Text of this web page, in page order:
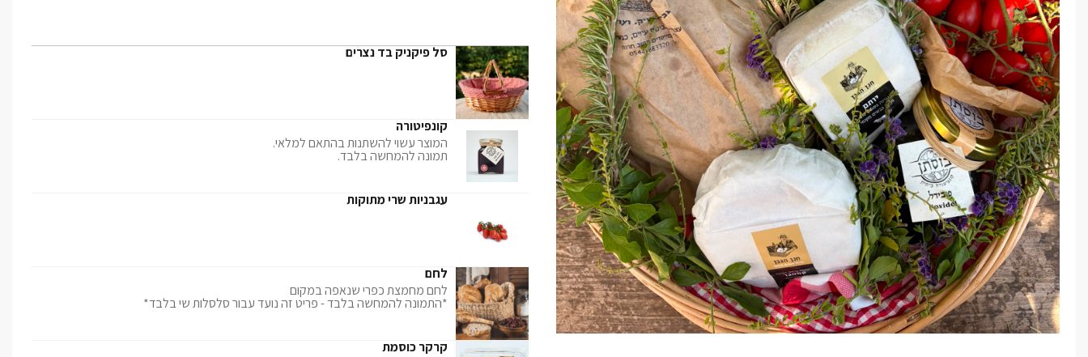
סל פיקניק בד נצרים
קונפיטורה
המוצר עשוי להשתנות בהתאם למלאי.
תמונה להמחשה בלבד.
עגבניות שרי מתוקות
לחם
לחם מחמצת כפרי שנאפה במקום
*התמונה להמחשה בלבד - פריט זה נועד עבור סלסלות שי בלבד*
קרקר כוסמת